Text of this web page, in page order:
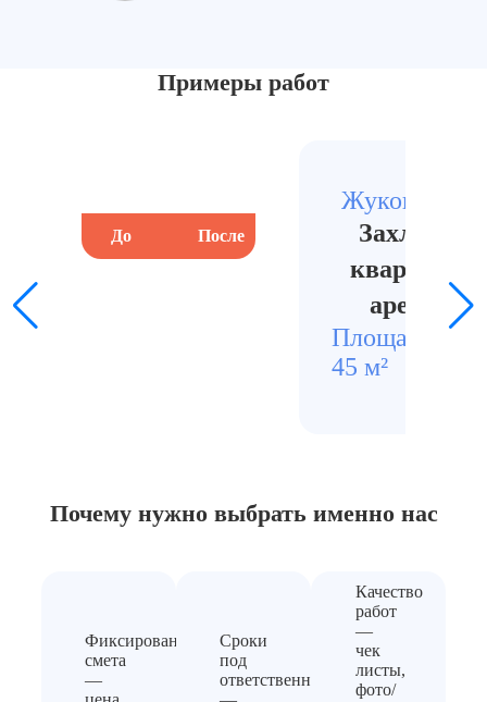
Примеры работ
До После
Жуковский,
квартира
Площадь
45 м²
Почему нужно выбрать именно нас
Фиксированная
смета
—
Сроки
под
ответственность
Качество
работ
—
чек
листы,
фото/